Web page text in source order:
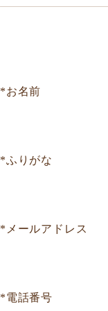
*お名前
*ふりがな
*メールアドレス
*電話番号